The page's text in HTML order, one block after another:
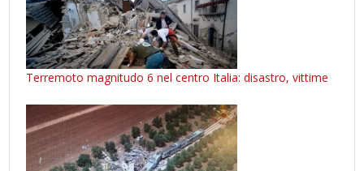
Terremoto magnitudo 6 nel centro Italia: disastro, vittime